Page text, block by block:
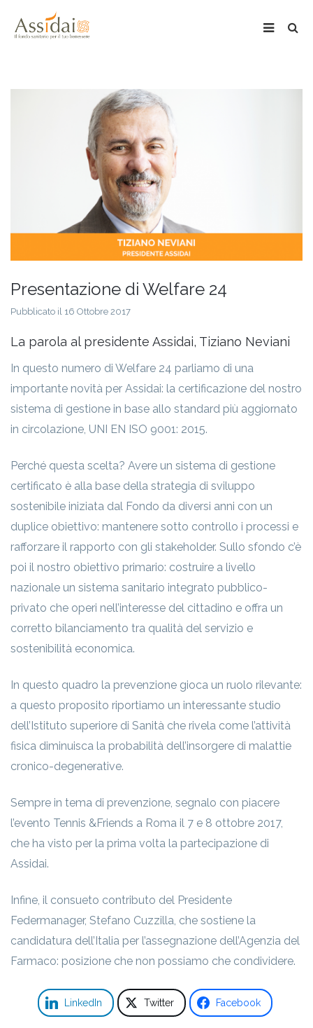
Presentazione di Welfare 24
Pubblicato il 16 Ottobre 2017
La parola al presidente Assidai, Tiziano Neviani
In questo numero di Welfare 24 parliamo di una
importante novità per Assidai: la certificazione del nostro
sistema di gestione in base allo standard più aggiornato
in circolazione, UNI EN ISO 9001: 2015.
Perché questa scelta? Avere un sistema di gestione
certificato è alla base della strategia di sviluppo
sostenibile iniziata dal Fondo da diversi anni con un
duplice obiettivo: mantenere sotto controllo i processi e
rafforzare il rapporto con gli stakeholder. Sullo sfondo c’è
poi il nostro obiettivo primario: costruire a livello
nazionale un sistema sanitario integrato pubblico-
privato che operi nell’interesse del cittadino e offra un
corretto bilanciamento tra qualità del servizio e
sostenibilità economica.
In questo quadro la prevenzione gioca un ruolo rilevante:
a questo proposito riportiamo un interessante studio
dell’Istituto superiore di Sanità che rivela come l’attività
fisica diminuisca la probabilità dell’insorgere di malattie
cronico-degenerative.
Sempre in tema di prevenzione, segnalo con piacere
l’evento Tennis &Friends a Roma il 7 e 8 ottobre 2017,
che ha visto per la prima volta la partecipazione di
Assidai.
Infine, il consueto contributo del Presidente
Federmanager, Stefano Cuzzilla, che sostiene la
candidatura dell’Italia per l’assegnazione dell’Agenzia del
Farmaco: posizione che non possiamo che condividere.
LinkedIn Twitter Facebook